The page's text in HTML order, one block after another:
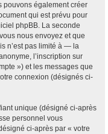
pouvons également créer
qui est prévu pour
phpBB. La seconde
nous envoyez et que
n’est pas limité à — la
l’inscription sur
») et les messages que
connexion (désignés ci-
unique (désigné ci-après
personnel vous
ci-après par « votre